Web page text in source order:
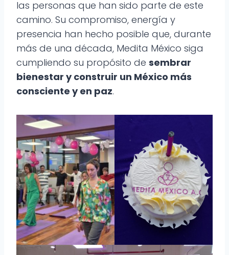
las personas que han sido parte de este
camino. Su compromiso, energía y
presencia han hecho posible que, durante
más de una década, Medita México siga
cumpliendo su propósito de sembrar
bienestar y construir un México más
consciente y en paz.